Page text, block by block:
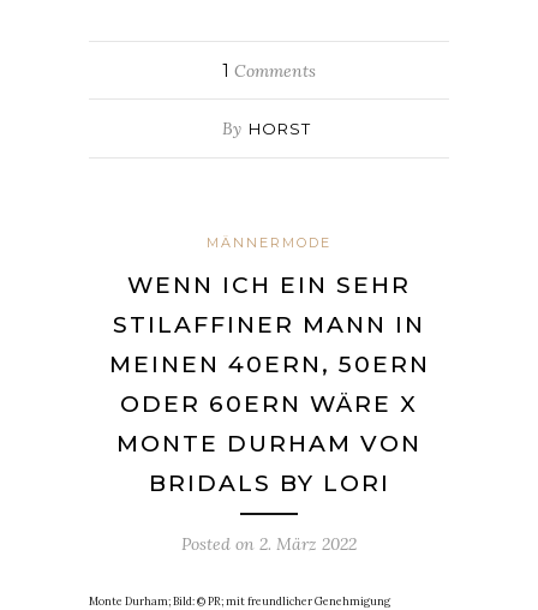
1 Comments
By HORST
MÄNNERMODE
WENN ICH EIN SEHR
STILAFFINER MANN IN
MEINEN 40ERN, 50ERN
ODER 60ERN WÄRE X
MONTE DURHAM VON
BRIDALS BY LORI
Posted on 2. März 2022
Monte Durham; Bild: © PR; mit freundlicher Genehmigung